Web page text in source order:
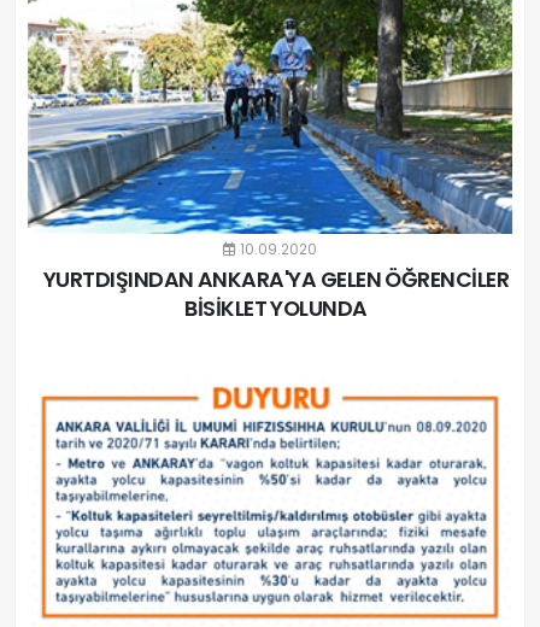
10.09.2020
YURTDIŞINDAN ANKARA'YA GELEN ÖĞRENCİLER
BİSİKLET YOLUNDA